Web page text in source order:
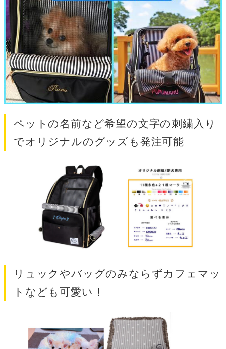
ペットの名前など希望の文字の刺繍入り
でオリジナルのグッズも発注可能
リュックやバッグのみならずカフェマッ
トなども可愛い！